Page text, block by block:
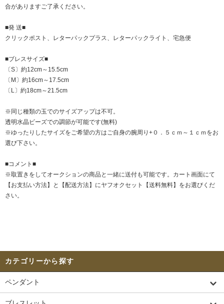
合がありますご了承ください。
■発 送■
クリックポスト、レターパックプラス、レターパックライト、宅急便
■ブレスサイズ■
〔S〕約12cm～15.5cm
〔M〕約16cm～17.5cm
〔L〕約18cm～21.5cm
※同じ種類の玉でのサイズアップは不可。
透明水晶ビーズでの調節が可能です(無料)
※ゆったりしたサイズをご希望の方はご自身の腕周り+０．５ｃｍ～１ｃｍをお
選び下さい。
■コメント■
※取置きをしてオークションの商品と一緒に送付も可能です。カート画面にて
【お支払い方法】と【配送方法】にヤフオクセット【送料無料】をお選びくだ
さい。
カテゴリーから探す
ペンダント